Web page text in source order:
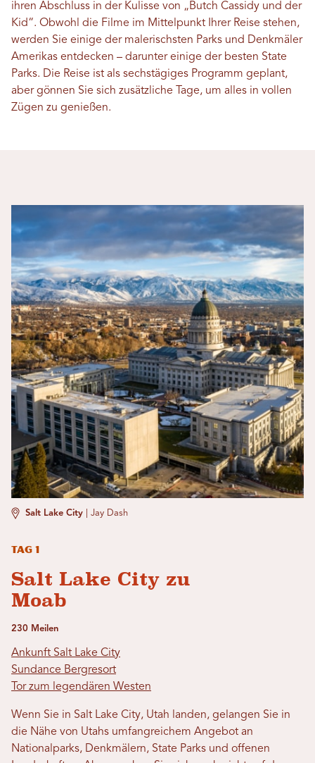
ihren Abschluss in der Kulisse von „Butch Cassidy und der
Kid“. Obwohl die Filme im Mittelpunkt Ihrer Reise stehen,
werden Sie einige der malerischsten Parks und Denkmäler
Amerikas entdecken – darunter einige der besten State
Parks. Die Reise ist als sechstägiges Programm geplant,
aber gönnen Sie sich zusätzliche Tage, um alles in vollen
Zügen zu genießen.
Salt Lake City Jay Dash
Tag 1
Salt Lake City zu
Moab
230 Meilen
Ankunft Salt Lake City
Sundance Bergresort
Tor zum legendären Westen
Wenn Sie in Salt Lake City, Utah landen, gelangen Sie in
die Nähe von Utahs umfangreichem Angebot an
Nationalparks, Denkmälern, State Parks und offenen